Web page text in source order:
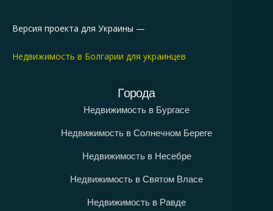
Версия проекта для Украины —
Недвижимость в Болгарии для украинцев
Города
Недвижимость в Бургасе
Недвижимость в Солнечном Береге
Недвижимость в Несебре
Недвижимость в Святом Власе
Недвижимость в Равде